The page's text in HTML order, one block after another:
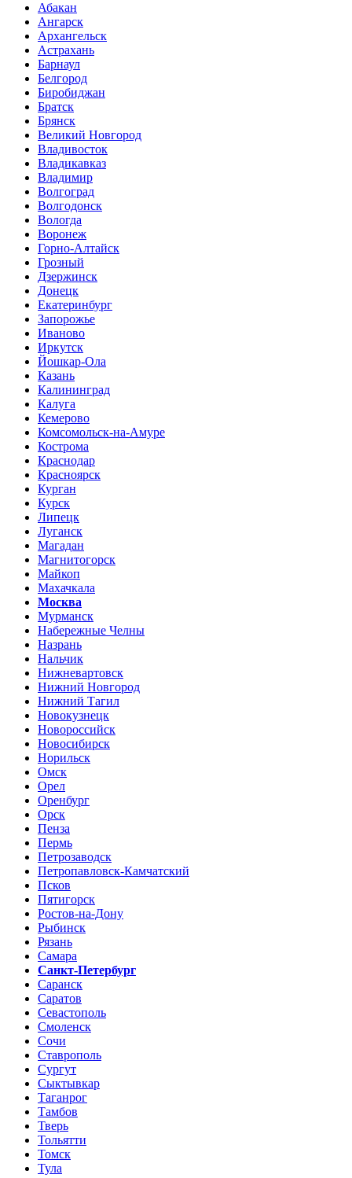
Абакан
Ангарск
Архангельск
Астрахань
Барнаул
Белгород
Биробиджан
Братск
Брянск
Великий Новгород
Владивосток
Владикавказ
Владимир
Волгоград
Волгодонск
Вологда
Воронеж
Горно-Алтайск
Грозный
Дзержинск
Донецк
Екатеринбург
Запорожье
Иваново
Иркутск
Йошкар-Ола
Казань
Калининград
Калуга
Кемерово
Комсомольск-на-Амуре
Кострома
Краснодар
Красноярск
Курган
Курск
Липецк
Луганск
Магадан
Магнитогорск
Майкоп
Махачкала
Москва
Мурманск
Набережные Челны
Назрань
Нальчик
Нижневартовск
Нижний Новгород
Нижний Тагил
Новокузнецк
Новороссийск
Новосибирск
Норильск
Омск
Орел
Оренбург
Орск
Пенза
Пермь
Петрозаводск
Петропавловск-Камчатский
Псков
Пятигорск
Ростов-на-Дону
Рыбинск
Рязань
Самара
Санкт-Петербург
Саранск
Саратов
Севастополь
Смоленск
Сочи
Ставрополь
Сургут
Сыктывкар
Таганрог
Тамбов
Тверь
Тольятти
Томск
Тула